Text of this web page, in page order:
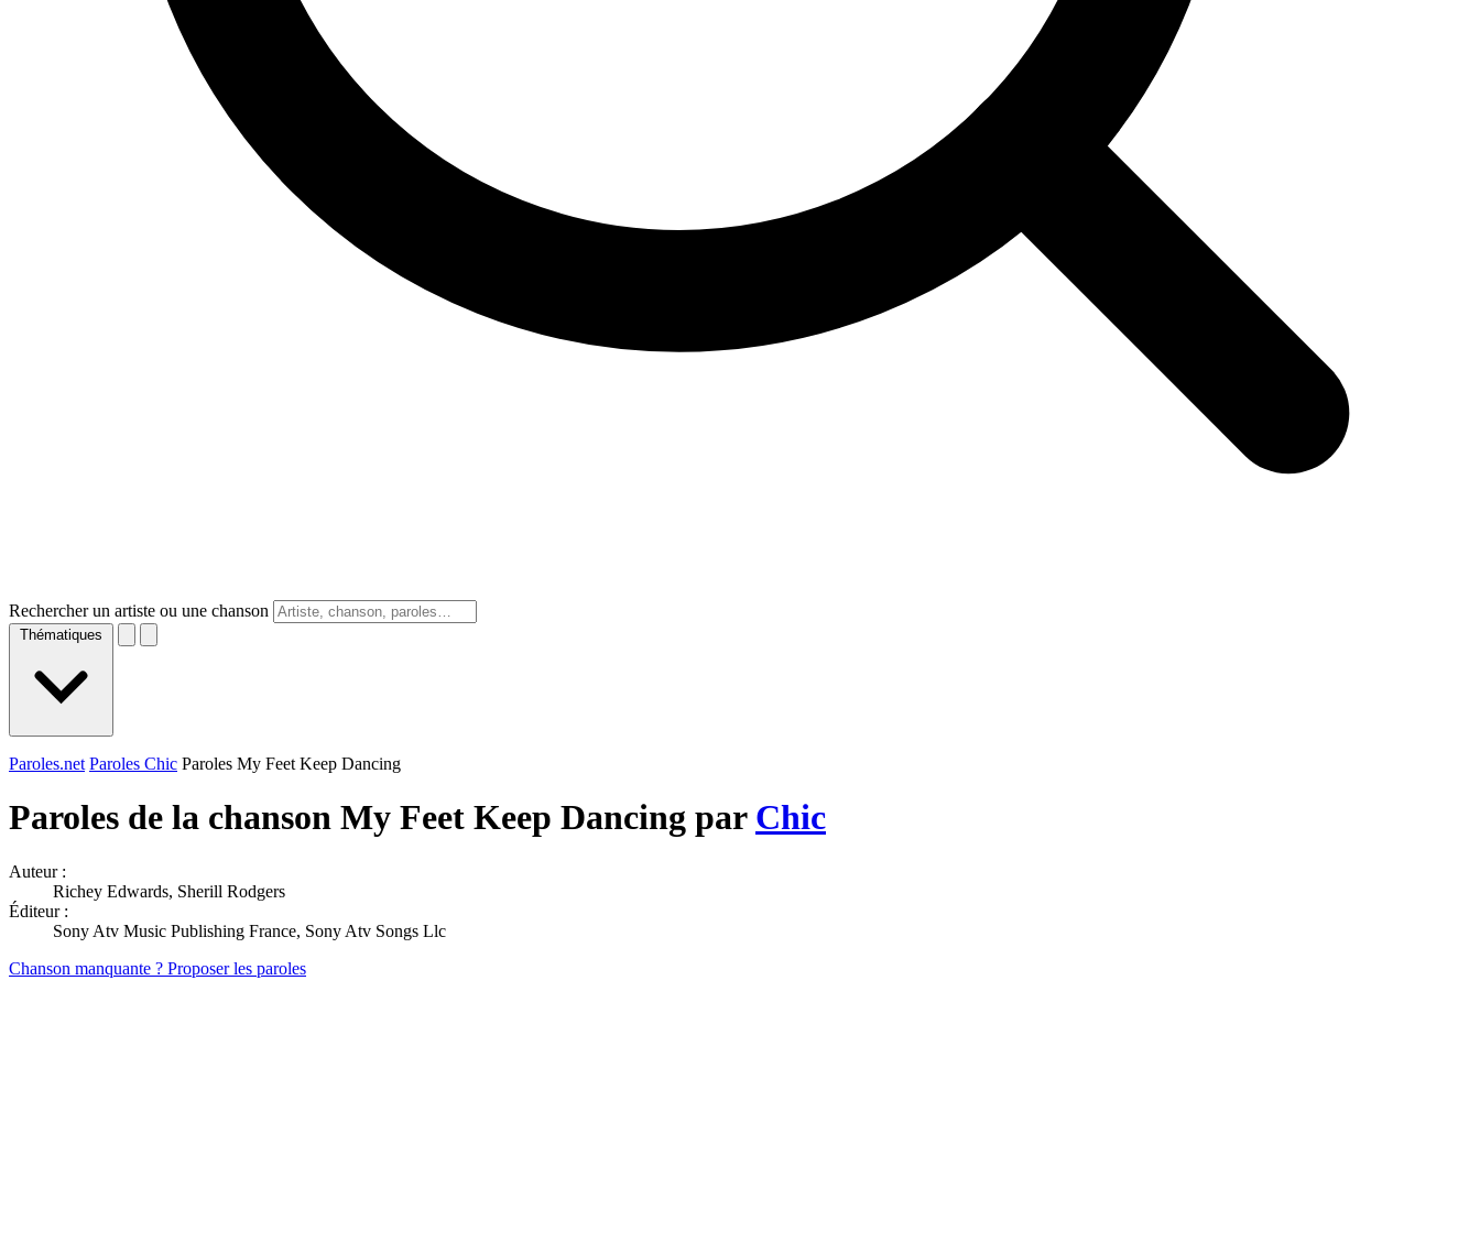
Rechercher un artiste ou une chanson
Thématiques
Paroles.net Paroles Chic Paroles My Feet Keep Dancing
Paroles de la chanson My Feet Keep Dancing par Chic
Auteur :
Richey Edwards, Sherill Rodgers
Éditeur :
Sony Atv Music Publishing France, Sony Atv Songs Llc
Chanson manquante ? Proposer les paroles